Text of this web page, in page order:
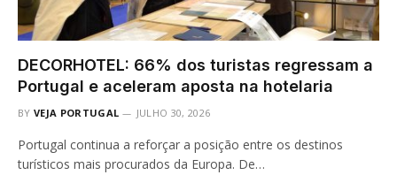
DECORHOTEL: 66% dos turistas regressam a
Portugal e aceleram aposta na hotelaria
BY VEJA PORTUGAL JULHO 30, 2026
Portugal continua a reforçar a posição entre os destinos
turísticos mais procurados da Europa. De…